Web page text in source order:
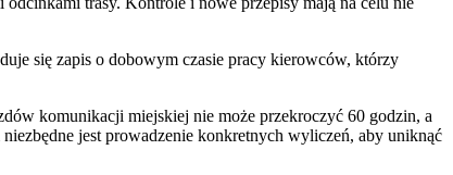
się zapis o dobowym czasie pracy kierowców, którzy
komunikacji miejskiej nie może przekroczyć 60 godzin, a
niezbędne jest prowadzenie konkretnych wyliczeń, aby uniknąć